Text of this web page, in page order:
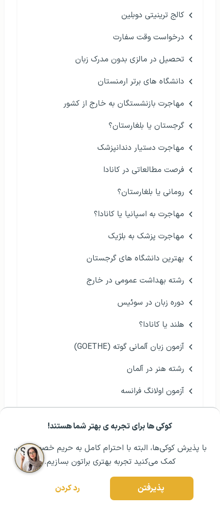
کوکی ها برای تجربه ی بهتر شما هستند!
با پذیرش کوکی‌ها، البته با احترام کامل به حریم خصوصیتون،
کمک می‌کنید تجربه بهتری براتون بسازیم.
پذیرفتن رد کردن
مشــاوره اولیه رایگان: ۰۲۱ ۴۳۰۰۰ ۰۲۱ رزرو مشاوره تخصصی
کالج ترینیتی دوبلین
درخواست وقت سفارت
تحصیل در مالزی بدون مدرک زبان
دانشگاه های برتر ارمنستان
مهاجرت بازنشستگان به خارج از کشور
گرجستان یا بلغارستان؟
مهاجرت دستیار دندانپزشک
فرصت مطالعاتی در کانادا
رومانی یا بلغارستان؟
مهاجرت به اسپانیا یا کانادا؟
مهاجرت پزشک به بلژیک
بهترین دانشگاه های گرجستان
رشته بهداشت عمومی در خارج
دوره زبان در سوئیس
هلند یا کانادا؟
آزمون زبان آلمانی گوته (GOETHE)
رشته هنر در آلمان
آزمون اولانگ فرانسه